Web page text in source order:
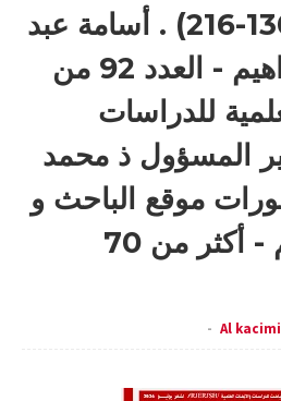
روما القديمة (130-216) . أسامة عبد
السلام حمد إبراهيم - العدد 92 من
للدراسات
المسؤول ذ محمد
موقع الباحث و
مطبعة دار القلم - أكثر من 70